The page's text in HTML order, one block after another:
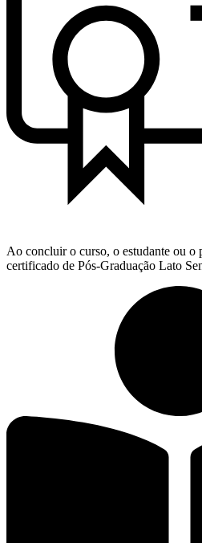
Ao concluir o curso, o estudante ou o
certificado de Pós-Graduação Lato